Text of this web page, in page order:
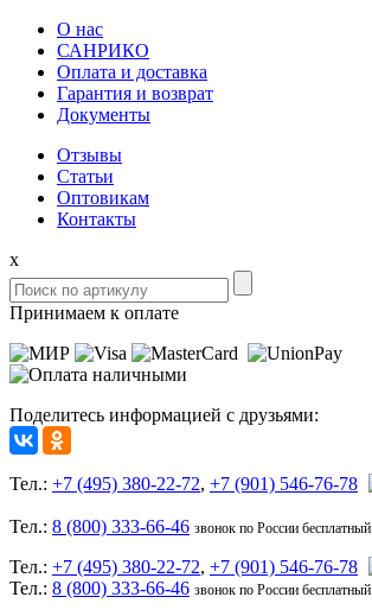
О нас
САНРИКО
Оплата и доставка
Гарантия и возврат
Документы
Отзывы
Статьи
Оптовикам
Контакты
x
Принимаем к оплате
Поделитесь информацией с друзьями:
Тел.: +7 (495) 380-22-72, +7 (901) 546-76-78
Тел.: 8 (800) 333-66-46 звонок по России бесплатный
Тел.: +7 (495) 380-22-72, +7 (901) 546-76-78
Тел.: 8 (800) 333-66-46 звонок по России бесплатный